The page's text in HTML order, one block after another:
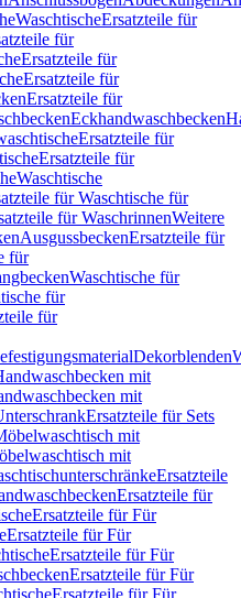
WaschtischeErsatzteile für
für
Ersatzteile für
Ersatzteile für
Ersatzteile für
Eckhandwaschbecken
Ersatzteile für
Ersatzteile für
Waschtische
für Waschtische für
für WaschrinnenWeitere
AusgussbeckenErsatzteile für
für
Waschtische für
für
für
Dekorblenden
mit
mit
Ersatzteile für Sets
mit
mit
Ersatzteile
Ersatzteile für
Ersatzteile für Für
Ersatzteile für Für
Ersatzteile für Für
Ersatzteile für Für
Ersatzteile für Für